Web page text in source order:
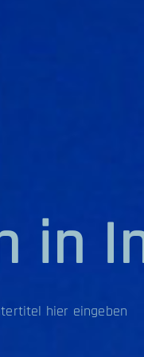
in
hier eingeben